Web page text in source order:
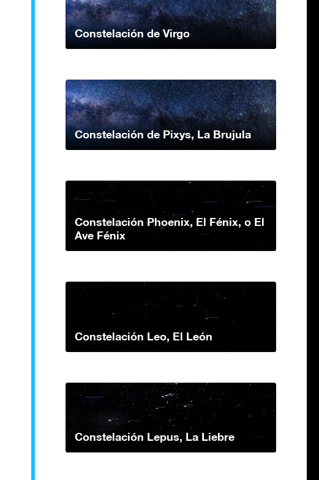
Constelación de Virgo
Constelación de Pixys, La Brujula
Constelación Phoenix, El Fénix, o El
Ave Fénix
Constelación Leo, El León
Constelación Lepus, La Liebre